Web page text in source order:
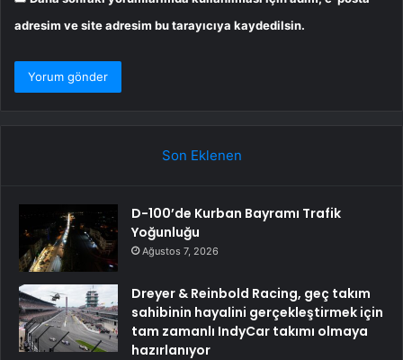
adresim ve site adresim bu tarayıcıya kaydedilsin.
Son Eklenen
D-100’de Kurban Bayramı Trafik
Yoğunluğu
Ağustos 7, 2026
Dreyer & Reinbold Racing, geç takım
sahibinin hayalini gerçekleştirmek için
tam zamanlı IndyCar takımı olmaya
hazırlanıyor